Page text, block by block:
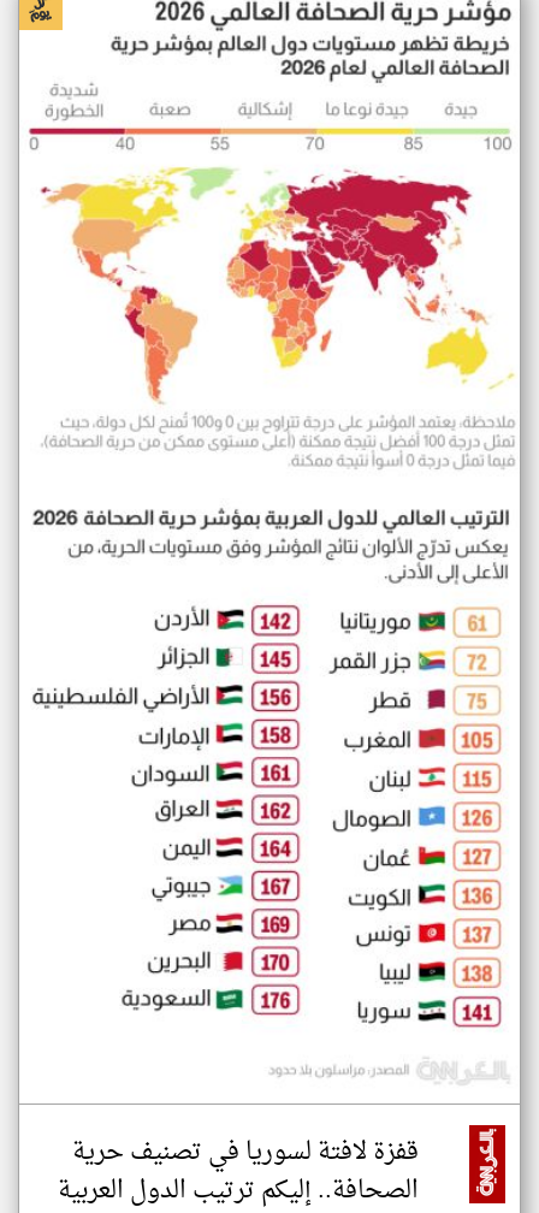
قفزة لافتة لسوريا في تصنيف حرية
الصحافة.. إليكم ترتيب الدول العربية